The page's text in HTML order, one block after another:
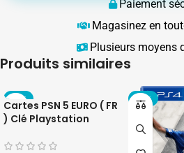
Paiement
Magasinez en
Plusieurs moyens
Produits similaires
-10%
Cartes PSN 5 EURO ( FR
) Clé Playstation
-34%